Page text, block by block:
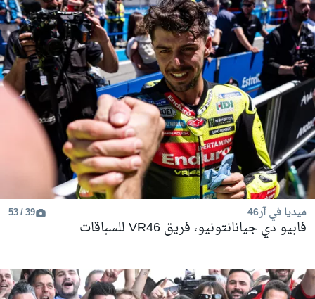
ميديا في آر46 39 / 53
فابيو دي جيانانتونيو، فريق VR46 للسباقات